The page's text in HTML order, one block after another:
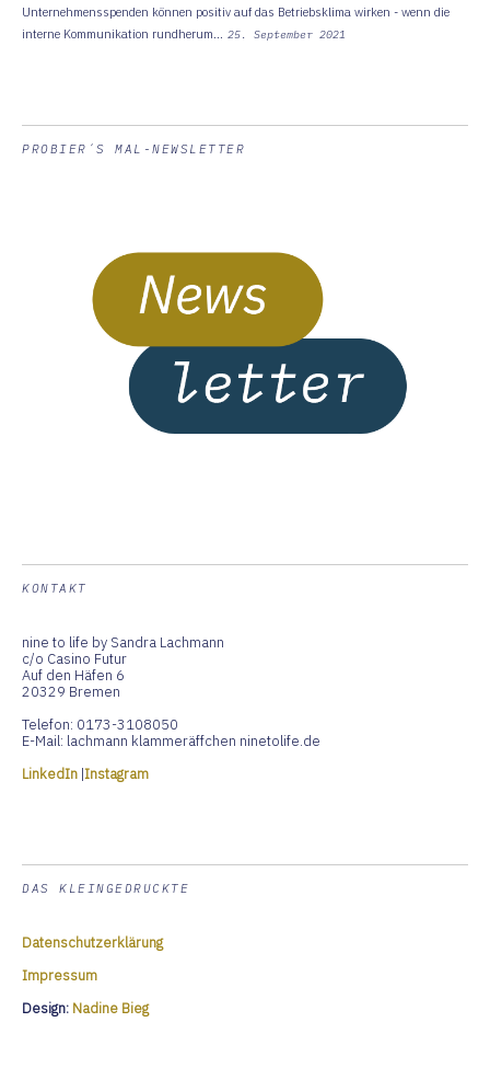
Unternehmensspenden können positiv auf das Betriebsklima wirken - wenn die
interne Kommunikation rundherum... 25. September 2021
PROBIER´S MAL-NEWSLETTER
KONTAKT
nine to life by Sandra Lachmann
c/o Casino Futur
Auf den Häfen 6
20329 Bremen
Telefon: 0173-3108050
E-Mail: lachmann klammeräffchen ninetolife.de
LinkedIn |Instagram
DAS KLEINGEDRUCKTE
Datenschutzerklärung
Impressum
Design: Nadine Bieg